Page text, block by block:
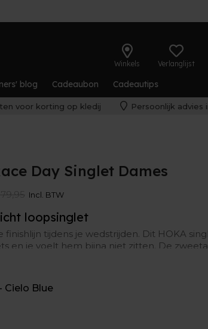
Winkels Verlanglijst
blog Cadeaubon Cadeautips
voor korting op kledij Persoonlijk advies
Day Singlet Dames
Incl. BTW
loopsinglet
finishlijn tijdens je wedstrijden. Dit HOKA
en je voelt hem bijna niet zitten. De
materiaal zorgt er bovendien voor dat je fris
van jezelf en beweeg in alle vrijheid.
Cielo Blue